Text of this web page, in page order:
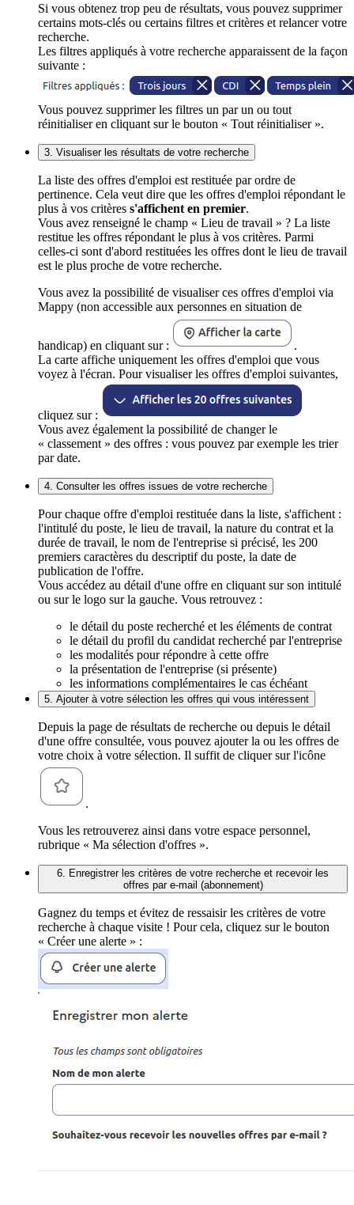
Si vous obtenez trop peu de résultats, vous pouvez supprimer
certains mots-clés ou certains filtres et critères et relancer votre
recherche.
Les filtres appliqués à votre recherche apparaissent de la façon
suivante :
Vous pouvez supprimer les filtres un par un ou tout
réinitialiser en cliquant sur le bouton « Tout réinitialiser ».
3. Visualiser les résultats de votre recherche
La liste des offres d'emploi est restituée par ordre de
pertinence. Cela veut dire que les offres d'emploi répondant le
plus à vos critères s'affichent en premier.
Vous avez renseigné le champ « Lieu de travail » ? La liste
restitue les offres répondant le plus à vos critères. Parmi
celles-ci sont d'abord restituées les offres dont le lieu de travail
est le plus proche de votre recherche.
Vous avez la possibilité de visualiser ces offres d'emploi via
Mappy (non accessible aux personnes en situation de
handicap) en cliquant sur :
.
La carte affiche uniquement les offres d'emploi que vous
voyez à l'écran. Pour visualiser les offres d'emploi suivantes,
cliquez sur :
Vous avez également la possibilité de changer le
« classement » des offres : vous pouvez par exemple les trier
par date.
4. Consulter les offres issues de votre recherche
Pour chaque offre d'emploi restituée dans la liste, s'affichent :
l'intitulé du poste, le lieu de travail, la nature du contrat et la
durée de travail, le nom de l'entreprise si précisé, les 200
premiers caractères du descriptif du poste, la date de
publication de l'offre.
Vous accédez au détail d'une offre en cliquant sur son intitulé
ou sur le logo sur la gauche. Vous retrouvez :
le détail du poste recherché et les éléments de contrat
le détail du profil du candidat recherché par l'entreprise
les modalités pour répondre à cette offre
la présentation de l'entreprise (si présente)
les informations complémentaires le cas échéant
5. Ajouter à votre sélection les offres qui vous intéressent
Depuis la page de résultats de recherche ou depuis le détail
d'une offre consultée, vous pouvez ajouter la ou les offres de
votre choix à votre sélection. Il suffit de cliquer sur l'icône
.
Vous les retrouverez ainsi dans votre espace personnel,
rubrique « Ma sélection d'offres ».
6. Enregistrer les critères de votre recherche et recevoir les
offres par e-mail (abonnement)
Gagnez du temps et évitez de ressaisir les critères de votre
recherche à chaque visite ! Pour cela, cliquez sur le bouton
« Créer une alerte » :